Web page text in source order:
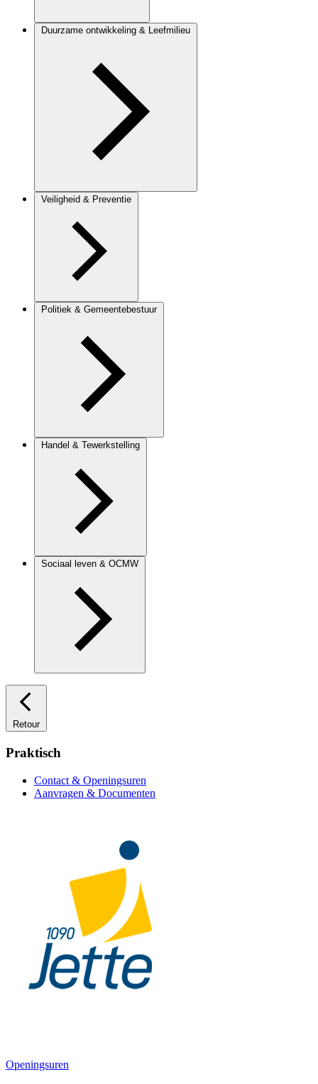
Duurzame ontwikkeling & Leefmilieu
Veiligheid & Preventie
Politiek & Gemeentebestuur
Handel & Tewerkstelling
Sociaal leven & OCMW
Retour
Praktisch
Contact & Openingsuren
Aanvragen & Documenten
Openingsuren